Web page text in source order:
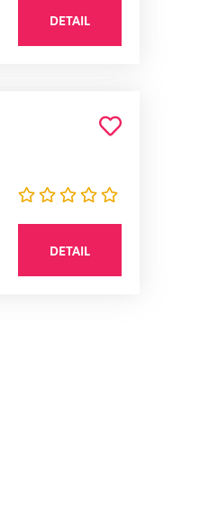
DETAIL
DETAIL